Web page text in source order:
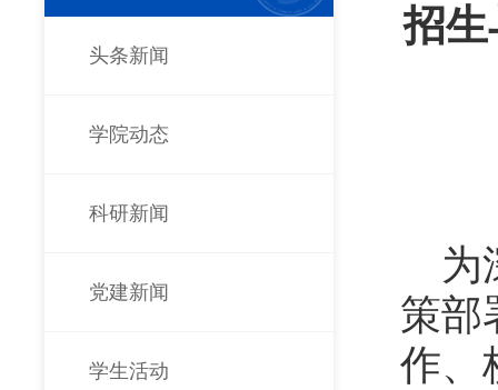
头条新闻
学院动态
科研新闻
党建新闻
学生活动
招
为
策部
作、